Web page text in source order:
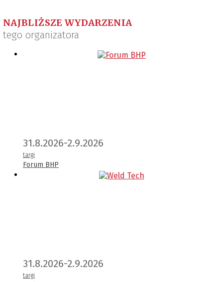
NAJBLIŻSZE WYDARZENIA
tego organizatora
31.8.2026-2.9.2026
targi
Forum BHP
31.8.2026-2.9.2026
targi